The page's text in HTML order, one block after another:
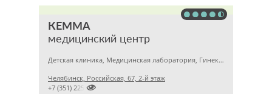
КЕММА
медицинский центр
Детская клиника, Медицинская лаборатория, Гинекология
Челябинск, Российская, 67, 2-й этаж

+7 (351) 2256145